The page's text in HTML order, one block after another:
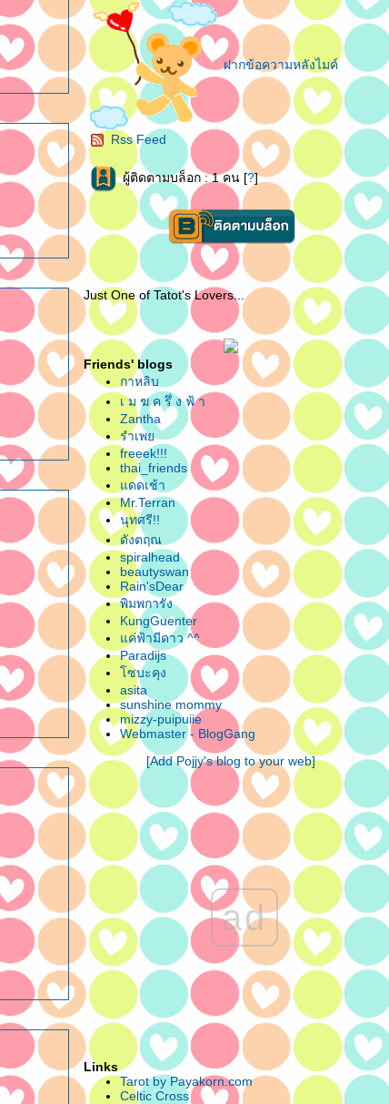
ฝากข้อความหลังไมค์
Rss Feed
ผู้ติดตามบล็อก : 1 คน [?]
Just One of Tatot's Lovers...
Friends' blogs
กาหลิบ
เ ม ฆ ค รึ่ ง ฟ้ า
Zantha
รำเพ
freeek!!!
thai_friends
ดดเช้า
Mr.Terran
นุทศรี!!
ดังตฤณ
spiralhead
beautyswan
Rain'sDear
พิมพการัง
KungGuenter
ค่ฟ้ามีดาว ^^
Paradijs
ซบะคุง
asita
sunshine mommy
mizzy-puipuiie
Webmaster - BlogGang
[Add Pojjy's blog to your web]
ad
Links
Tarot by Payakorn.com
Celtic Cross